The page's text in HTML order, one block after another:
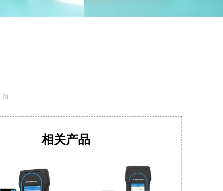
相关产品
79